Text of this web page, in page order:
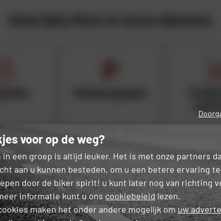
Certificaat van
registratie
voor op de weg?
in een groep is altijd leuker. Het is met onze partners
aan u kunnen besteden, om u een betere ervaring
door de biker spirit! u kunt later nog van richting
informatie kunt u ons cookiebeleid lezen.
maken het onder andere mogelijk omuw